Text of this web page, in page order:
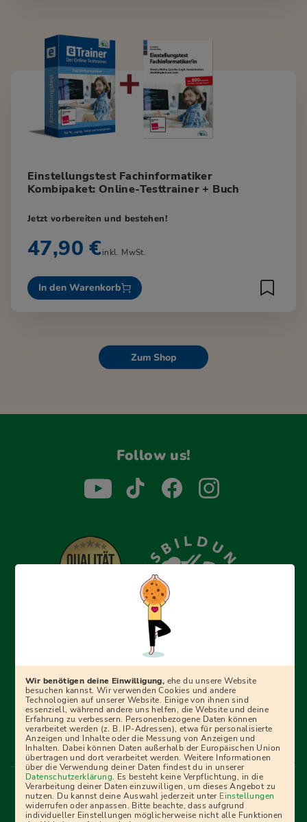
Einstellungstest Fachinformatiker
Kombipaket: Online-Testtrainer + Buch
Jetzt vorbereiten und bestehen!
47,90 €inkl. MwSt.
In den Warenkorb
Zum Shop
Follow us!
Erfolgreich bewerben mit Ausbildungspark: Wir
begleiten dich Schritt für Schritt bei deinem Start in den
Ratgebern und Prüfungspaketen, interaktiven
Videokursen und vielem mehr. Für alle, die was werden
wollen!
Menü Fußleiste
Impressum Bildquellen Presse
Mediadaten
Partner
AGB Datenschutz
Widerrufsbelehrung
Bestellung
Affiliate Partner Cookies
Wir benötigen deine Einwilligung, ehe du unsere Website
besuchen kannst. Wir verwenden Cookies und andere
Technologien auf unserer Website. Einige von ihnen sind
essenziell, während andere uns helfen, die Website und deine
Erfahrung zu verbessern. Personenbezogene Daten können
verarbeitet werden (z. B. IP-Adressen), etwa für personalisierte
Anzeigen und Inhalte oder die Messung von Anzeigen und
Inhalten. Dabei können Daten außerhalb der Europäischen Union
übertragen und dort verarbeitet werden. Weitere Informationen
über die Verwendung deiner Daten findest du in unserer
Datenschutzerklärung. Es besteht keine Verpflichtung, in die
Verarbeitung deiner Daten einzuwilligen, um dieses Angebot zu
nutzen. Du kannst deine Auswahl jederzeit unter Einstellungen
widerrufen oder anpassen. Bitte beachte, dass aufgrund
individueller Einstellungen möglicherweise nicht alle Funktionen